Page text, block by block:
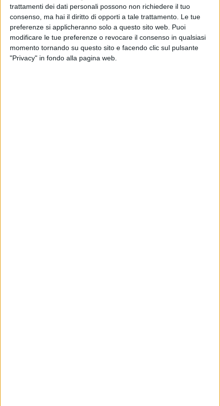
trattamenti dei dati personali possono non richiedere il tuo
consenso, ma hai il diritto di opporti a tale trattamento. Le tue
preferenze si applicheranno solo a questo sito web. Puoi
modificare le tue preferenze o revocare il consenso in qualsiasi
momento tornando su questo sito e facendo clic sul pulsante
"Privacy" in fondo alla pagina web.
Via Roma, le immagini prima e dopo il crollo
BARLETTA - 4 OTTOBRE 2011
Crollo in via Roma, Barletta vive il day-after